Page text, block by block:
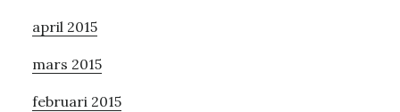
april 2015
mars 2015
februari 2015